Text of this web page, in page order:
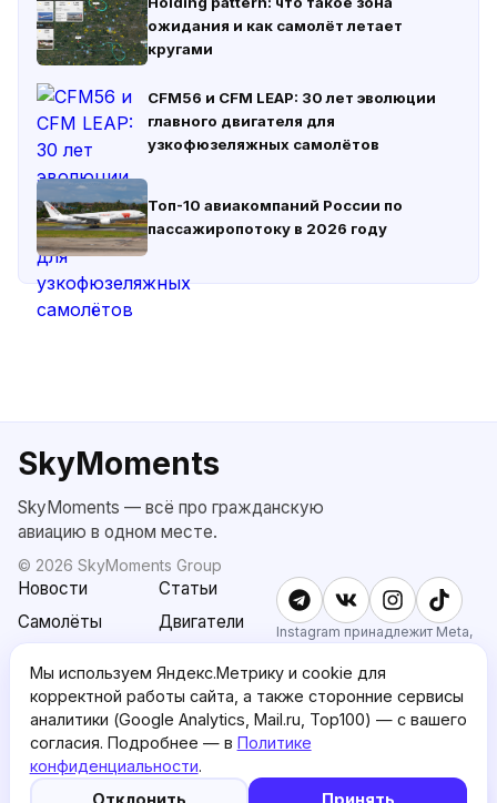
5
ожидания и как самолёт летает
кругами
CFM56 и CFM LEAP: 30 лет эволюции
главного двигателя для
узкофюзеляжных самолётов
Топ-10 авиакомпаний России по
пассажиропотоку в 2026 году
SkyMoments
SkyMoments — всё про гражданскую
авиацию в одном месте.
© 2026 SkyMoments Group
Новости
Статьи
Самолёты
Двигатели
AI: Altair
SkyMoments
Pro
О проекте
Пользовательское
соглашение
Политика
English version
Instagram принадлежит Meta,
запрещённой в РФ.
Мы используем Яндекс.Метрику и cookie для
корректной работы сайта, а также сторонние сервисы
аналитики (Google Analytics, Mail.ru, Top100) — с вашего
согласия. Подробнее — в Политике
конфиденциальности.